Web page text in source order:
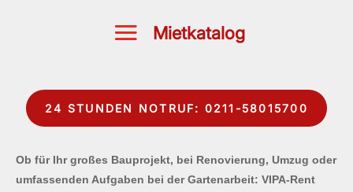
24 STUNDEN NOTRUF: 0211-58015700
Ob für Ihr großes Bauprojekt, bei Renovierung, Umzug oder
umfassenden Aufgaben bei der Gartenarbeit: VIPA-Rent